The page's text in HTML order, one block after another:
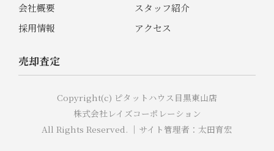
会社概要
スタッフ紹介
採用情報
アクセス
売却査定
Copyright(c) ピタットハウス目黒東山店
株式会社レイズコーポレーション
All Rights Reserved. ｜サイト管理者：太田育宏